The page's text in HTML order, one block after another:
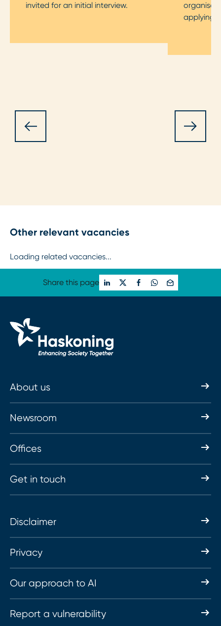
invited for an initial interview.
applying
Other relevant vacancies
Loading related vacancies...
Share this page
About us
Newsroom
Offices
Get in touch
Disclaimer
Privacy
Our approach to AI
Report a vulnerability